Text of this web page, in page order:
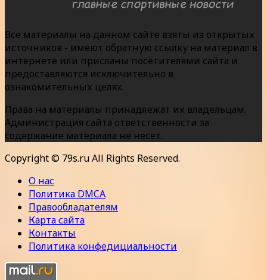
Все материалы на данном сайте взяты из открытых
источников - имеют обратную ссылку на материал в
интернете или присланы посетителями сайта и
предоставляются исключительно в
ознакомительных целях.
Права на материалы принадлежат их владельцам.
Администрация сайта ответственности за
содержание материала не несет.
Copyright © 79s.ru All Rights Reserved.
О нас
Политика DMCA
Правообладателям
Карта сайта
Контакты
Политика конфедициальности